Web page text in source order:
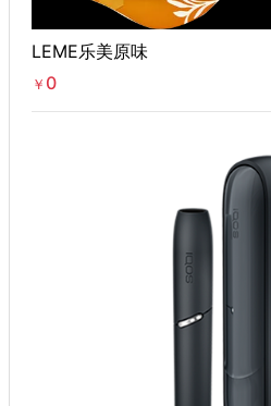
LEME乐美原味
￥ 0